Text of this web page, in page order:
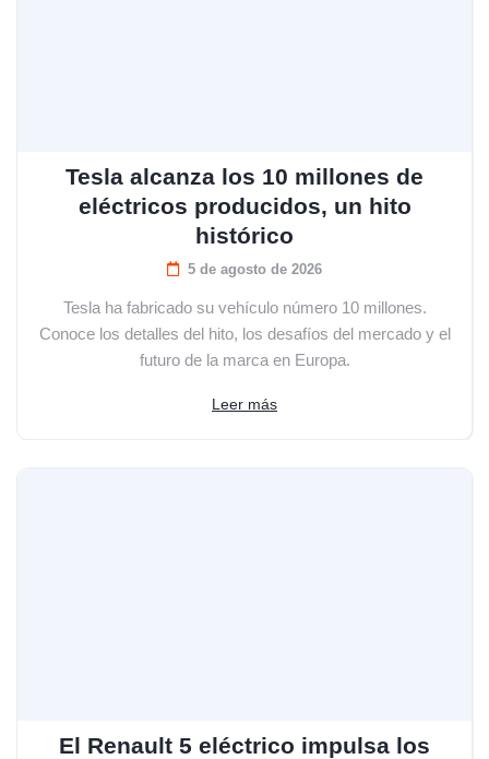
Tesla alcanza los 10 millones de
eléctricos producidos, un hito
histórico
5 de agosto de 2026
Tesla ha fabricado su vehículo número 10 millones.
Conoce los detalles del hito, los desafíos del mercado y el
futuro de la marca en Europa.
Leer más
El Renault 5 eléctrico impulsa los